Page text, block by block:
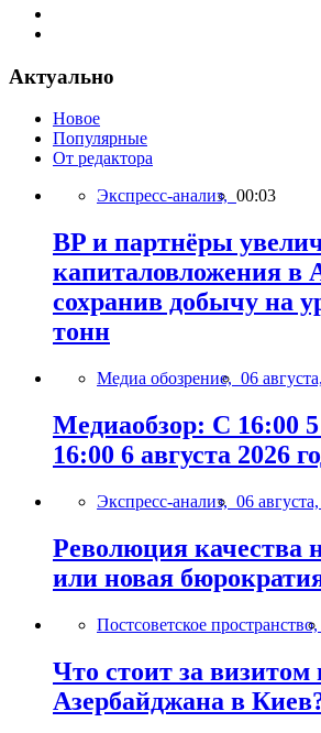
Актуально
Новое
Популярные
От редактора
Экспресс-анализ, 00:03
BP и партнёры
капиталовложения в
сохранив добычу на
тонн
Медиа обозрение, 06
Медиаобзор: С 16:00 5
16:00 6 августа 2026
Экспресс-анализ, 06
Революция качества
или новая
Постсоветское пространство,
Что стоит за
Азербайджана в